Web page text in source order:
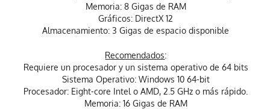
Memoria: 8 Gigas de RAM
Gráficos: DirectX 12
Almacenamiento: 3 Gigas de espacio disponible
Recomendados:
Requiere un procesador y un sistema operativo de 64 bits
Sistema Operativo: Windows 10 64-bit
Procesador: Eight-core Intel o AMD, 2.5 GHz o más rápido.
Memoria: 16 Gigas de RAM